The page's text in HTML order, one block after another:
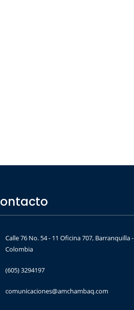
Calle 76 No. 54 - 11 Oficina 707, Barranquilla -
Colombia
(605) 3294197
comunicaciones@amchambaq.com